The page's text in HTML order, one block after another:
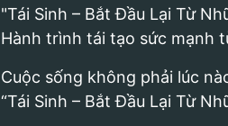
"Tái Sinh – Bắt Đầu Lại Từ
Hành trình tái tạo sức mạnh
Cuộc sống không phải lúc
“Tái Sinh – Bắt Đầu Lại Từ